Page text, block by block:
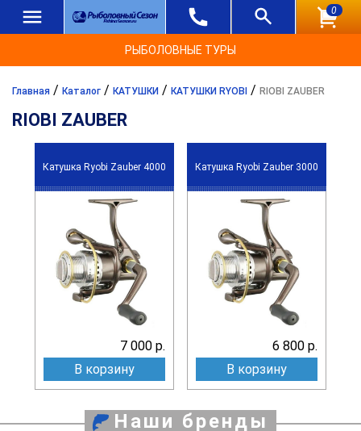
0
РЫБОЛОВНЫЕ ТУРЫ
Главная / Каталог / КАТУШКИ / КАТУШКИ RYOBI / RIOBI ZAUBER
RIOBI ZAUBER
Катушка Ryobi Zauber 4000
7 000 р.
В корзину
Катушка Ryobi Zauber 3000
6 800 р.
В корзину
Наши бренды